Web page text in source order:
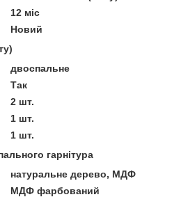
12 міс
Новий
двоспальне
Так
2 шт.
1 шт.
1 шт.
гарнітура
натуральне дерево, МДФ
МДФ фарбований